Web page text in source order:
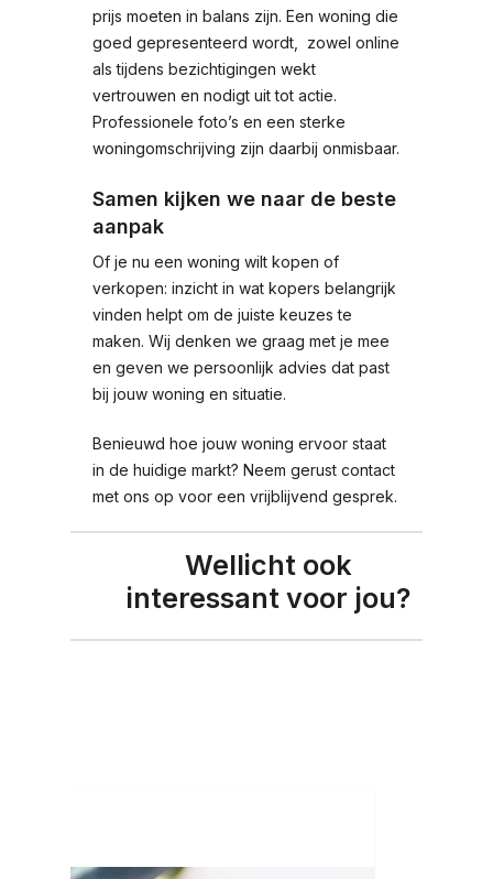
prijs moeten in balans zijn. Een woning die
goed gepresenteerd wordt, zowel online
als tijdens bezichtigingen wekt
vertrouwen en nodigt uit tot actie.
Professionele foto’s en een sterke
woningomschrijving zijn daarbij onmisbaar.
Samen kijken we naar de beste
aanpak
Of je nu een woning wilt kopen of
verkopen: inzicht in wat kopers belangrijk
vinden helpt om de juiste keuzes te
maken. Wij denken we graag met je mee
en geven we persoonlijk advies dat past
bij jouw woning en situatie.
Benieuwd hoe jouw woning ervoor staat
in de huidige markt? Neem gerust contact
met ons op voor een vrijblijvend gesprek.
Wellicht ook
interessant voor jou?